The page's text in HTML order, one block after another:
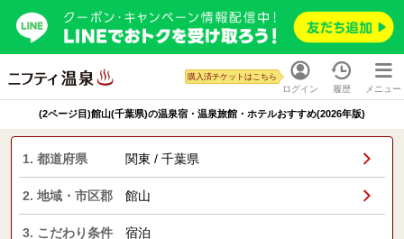
ログイン
購入済チケットはこちら
履歴 メニュー
(2ページ目)館山(千葉県)の温泉宿・温泉旅館・ホテルおすすめ(2026年版)
1. 都道府県 関東 / 千葉県
2. 地域・市区郡 館山
3. こだわり条件 宿泊